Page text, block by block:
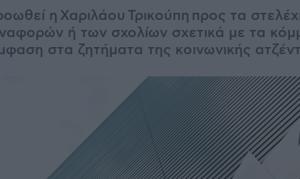
η Χαριλάου Τρικούπη προς τα
ή των σχολίων σχετικά με τα
στα ζητήματα της κοινωνικής